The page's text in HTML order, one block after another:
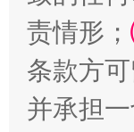
全民健身五
责情形；
条款方
并承担